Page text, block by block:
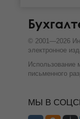
© 2001—2026
электронное
Использование
письменного
МЫ В